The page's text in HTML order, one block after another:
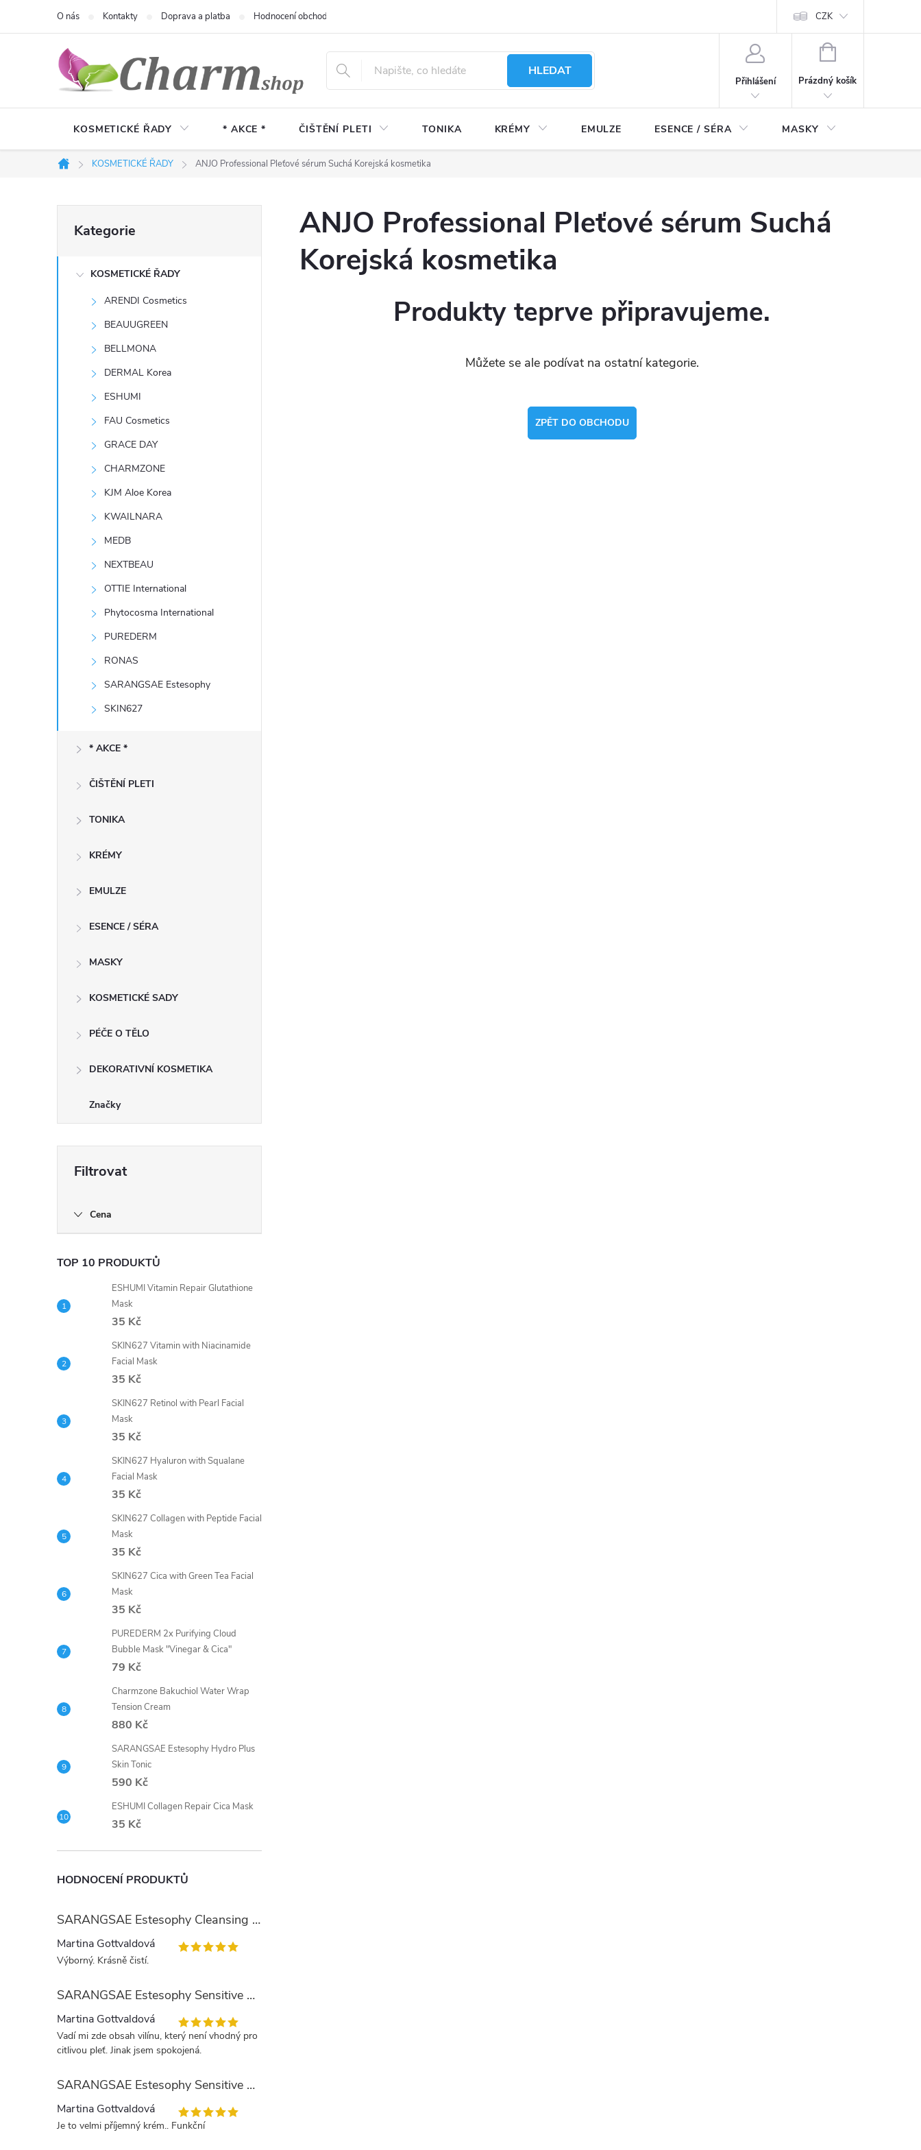
O nás Kontakty Doprava a platba Hodnocení obchodu CZK
HLEDAT
Přihlášení
NÁKUPNÍ
Prázdný košík
KOSMETICKÉ ŘADY * AKCE * ČIŠTĚNÍ PLETI TONIKA KRÉMY EMULZE ESENCE / SÉRA MASKY
Domů
KOSMETICKÉ ŘADY ANJO Professional Pleťové sérum Suchá Korejská kosmetika
o
kategorie
Kategorie
KOSMETICKÉ ŘADY
ARENDI Cosmetics
BEAUUGREEN
BELLMONA
DERMAL Korea
ESHUMI
FAU Cosmetics
GRACE DAY
CHARMZONE
KJM Aloe Korea
KWAILNARA
MEDB
NEXTBEAU
OTTIE International
Phytocosma International
PUREDERM
RONAS
SARANGSAE Estesophy
SKIN627
* AKCE *
ČIŠTĚNÍ PLETI
TONIKA
KRÉMY
EMULZE
ESENCE / SÉRA
MASKY
KOSMETICKÉ SADY
PÉČE O TĚLO
DEKORATIVNÍ KOSMETIKA
Značky
Cena
TOP 10 PRODUKTŮ
ESHUMI Vitamin Repair Glutathione
Mask
35 Kč
SKIN627 Vitamin with Niacinamide
Facial Mask
35 Kč
SKIN627 Retinol with Pearl Facial
Mask
35 Kč
SKIN627 Hyaluron with Squalane
Facial Mask
35 Kč
SKIN627 Collagen with Peptide Facial
Mask
35 Kč
SKIN627 Cica with Green Tea Facial
Mask
35 Kč
PUREDERM 2x Purifying Cloud
Bubble Mask "Vinegar & Cica"
79 Kč
Charmzone Bakuchiol Water Wrap
Tension Cream
880 Kč
SARANGSAE Estesophy Hydro Plus
Skin Tonic
590 Kč
ESHUMI Collagen Repair Cica Mask
35 Kč
HODNOCENÍ PRODUKTŮ
SARANGSAE Estesophy Cleansing Gel
Martina Gottvaldová
Výborný. Krásně čistí.
SARANGSAE Estesophy Sensitive Skin Tonic
Martina Gottvaldová
Vadí mi zde obsah vilínu, který není vhodný pro
citlivou pleť. Jinak jsem spokojená.
SARANGSAE Estesophy Sensitive Day Cream
Martina Gottvaldová
Je to velmi příjemný krém.. Funkční
ANJO Professional Pleťové sérum Suchá
Korejská kosmetika
Produkty teprve připravujeme.
Můžete se ale podívat na ostatní kategorie.
ZPĚT DO OBCHODU